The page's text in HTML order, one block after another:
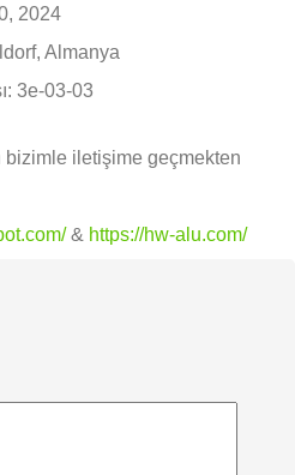
2024
Almanya
3e-03-03
iletişime geçmekten
& https://hw-alu.com/